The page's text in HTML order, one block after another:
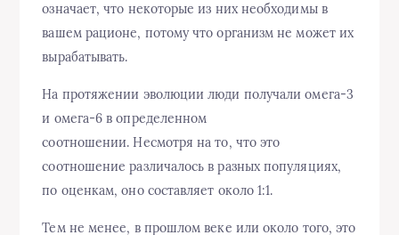
означает, что некоторые из них необходимы в
вашем рационе, потому что организм не может их
вырабатывать.
На протяжении эволюции люди получали омега-3
и омега-6 в определенном
соотношении. Несмотря на то, что это
соотношение различалось в разных популяциях,
по оценкам, оно составляет около 1:1.
Тем не менее, в прошлом веке или около того, это